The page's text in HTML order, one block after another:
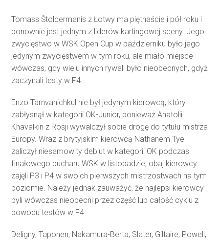
Tomass Štolcermanis z Łotwy ma piętnaście i pół roku i
ponownie jest jednym z liderów kartingowej sceny. Jego
zwycięstwo w WSK Open Cup w październiku było jego
jedynym zwycięstwem w tym roku, ale miało miejsce
wówczas, gdy wielu innych rywali było nieobecnych, gdyż
zaczynali testy w F4.
Enzo Tarnvanichkul nie był jedynym kierowcą, który
zabłysnął w kategorii OK-Junior, ponieważ Anatolii
Khavalkin z Rosji wywalczył sobie drogę do tytułu mistrza
Europy. Wraz z brytyjskim kierowcą Nathanem Tye
zaliczył niesamowity debiut w kategorii OK podczas
finałowego pucharu WSK w listopadzie, obaj kierowcy
zajęli P3 i P4 w swoich pierwszych mistrzostwach na tym
poziomie. Należy jednak zauważyć, że najlepsi kierowcy
byli wówczas nieobecni przez część lub całość cyklu z
powodu testów w F4.
Deligny, Taponen, Nakamura-Berta, Slater, Giltaire, Powell,